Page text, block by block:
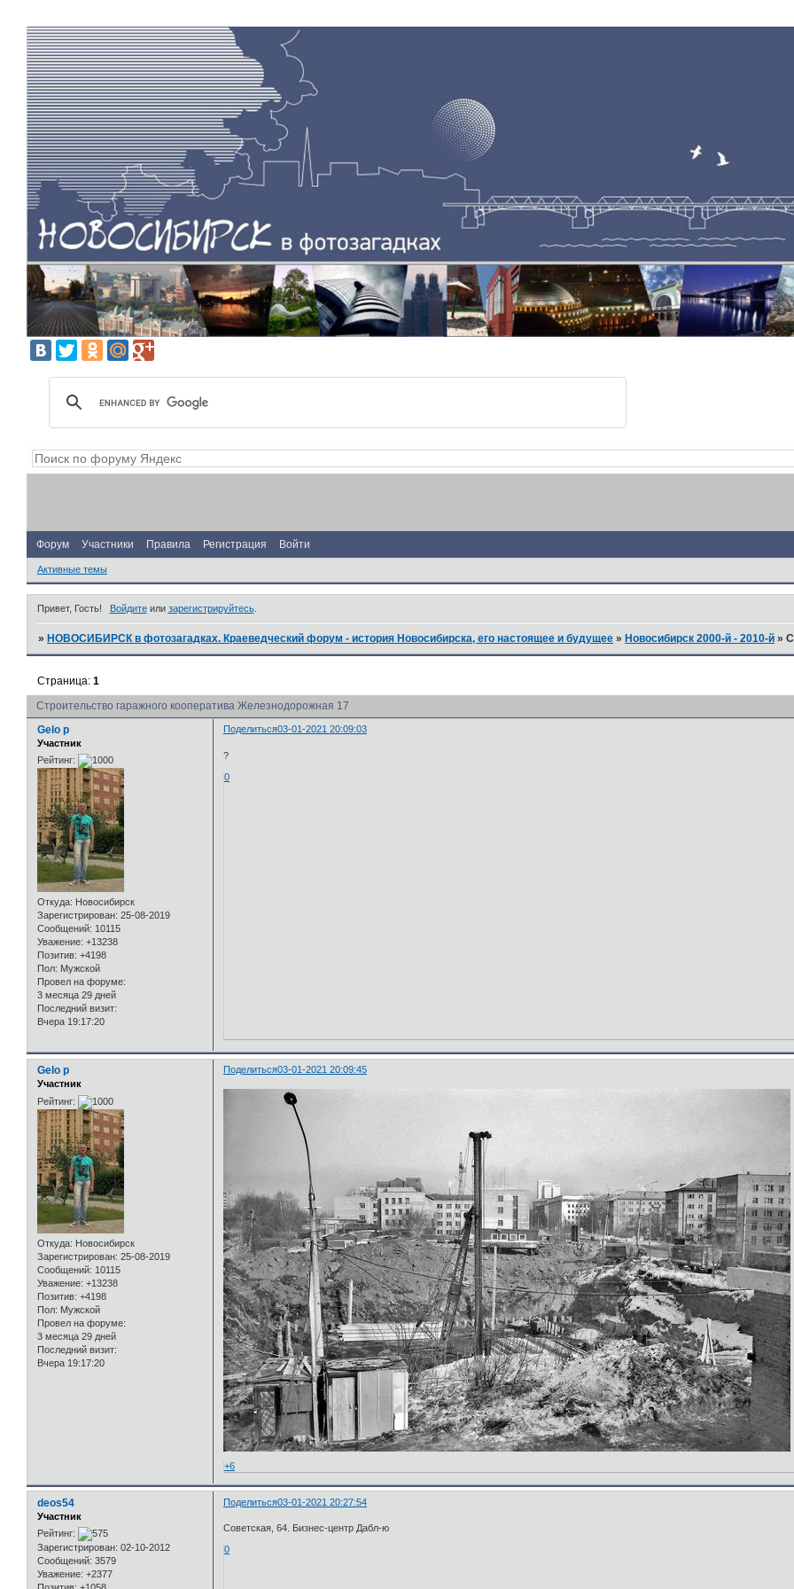
Форум Участники Правила Регистрация Войти
Активные темы
Привет, Гость! Войдитеили зарегистрируйтесь.
»НОВОСИБИРСК в фотозагадках. Краеведческий форум - история Новосибирска, его настоящее и будущее »Новосибирск 2000-й - 2010-й »
Строительство гаражного кооператива Железнодорожная 17
Страница:1
Поделиться03-01-2021 20:09:03
Gelo p
Участник
Рейтинг:
Откуда: Новосибирск
Зарегистрирован: 25-08-2019
Сообщений: 10115
Уважение: +13238
Позитив: +4198
Пол: Мужской
Провел на форуме:
3 месяца 29 дней
Последний визит:
Вчера 19:17:20
?
0
Поделиться03-01-2021 20:09:45
Gelo p
Участник
Рейтинг:
Откуда: Новосибирск
Зарегистрирован: 25-08-2019
Сообщений: 10115
Уважение: +13238
Позитив: +4198
Пол: Мужской
Провел на форуме:
3 месяца 29 дней
Последний визит:
Вчера 19:17:20
+6
Поделиться03-01-2021 20:27:54
deos54
Участник
Рейтинг:
Зарегистрирован: 02-10-2012
Сообщений: 3579
Уважение: +2377
Советская, 64. Бизнес-центр Дабл-ю
0